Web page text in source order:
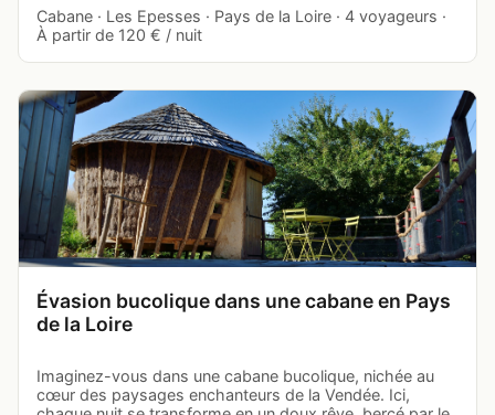
Cabane · Les Epesses · Pays de la Loire · 4 voyageurs ·
À partir de 120 € / nuit
Évasion bucolique dans une cabane en Pays
de la Loire
Imaginez-vous dans une cabane bucolique, nichée au
cœur des paysages enchanteurs de la Vendée. Ici,